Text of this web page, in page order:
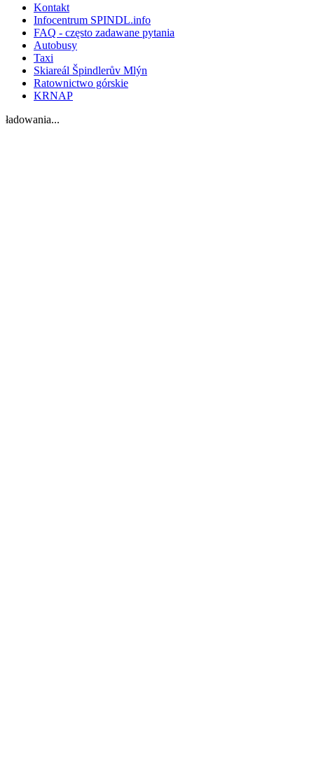
Kontakt
Infocentrum SPINDL.info
FAQ - często zadawane pytania
Autobusy
Taxi
Skiareál Špindlerův Mlýn
Ratownictwo górskie
KRNAP
ładowania...